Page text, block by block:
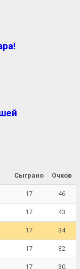
Сыграно Очков
17 46
17 43
17 34
17 32
17 30